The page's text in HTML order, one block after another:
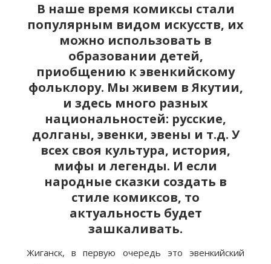
В наше время комиксы стали
популярным видом искусств, их
можно использовать в
образовании детей,
приобщению к эвенкийскому
фольклору. Мы живем в Якутии,
и здесь много разных
национальностей: русские,
долганы, эвенки, эвены и т.д. У
всех своя культура, история,
мифы и легенды. И если
народные сказки создать в
стиле комиксов, то
актуальность будет
зашкаливать.
Жиганск, в первую очередь это эвенкийский